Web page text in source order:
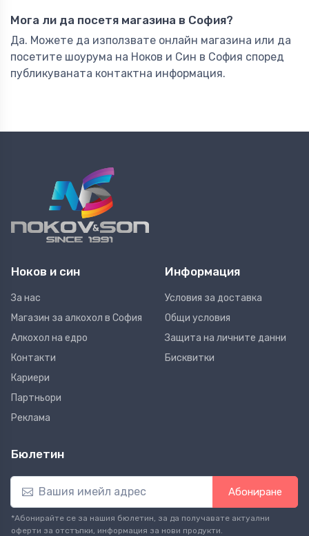
Мога ли да посетя магазина в София?
Да. Можете да използвате онлайн магазина или да
посетите шоурума на Ноков и Син в София според
публикуваната контактна информация.
Ноков и син
За нас
Магазин за алкохол в София
Алкохол на едро
Контакти
Кариери
Партньори
Реклама
Информация
Условия за доставка
Общи условия
Защита на личните данни
Бисквитки
Бюлетин
Абониране
*Абонирайте се за нашия бюлетин, за да получавате актуални
оферти за отстъпки, информация за нови продукти.